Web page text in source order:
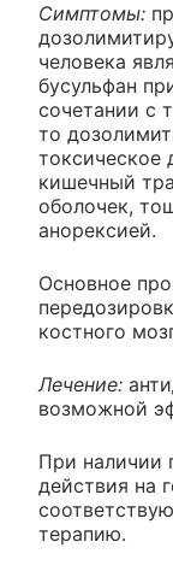
Симптомы:
человека
бусульфан
сочетании с
то
токсическое
кишечный
оболочек,
анорексией.
Основное
костного
Лечение:
возможной
При наличии
действия на
терапию.